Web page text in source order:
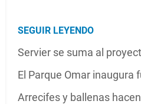
SEGUIR LEYENDO
Servier se suma al
El Parque Omar inaugura
Arrecifes y ballenas